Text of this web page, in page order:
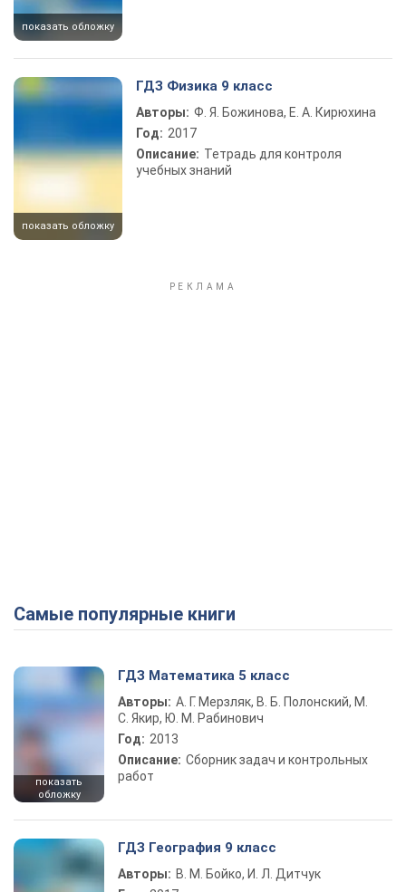
показать обложку
показать обложку
ГДЗ Физика 9 класс
Авторы: Ф. Я. Божинова, Е. А. Кирюхина
Год: 2017
Описание: Тетрадь для контроля
учебных знаний
Самые популярные книги
показать
обложку
ГДЗ Математика 5 класс
Авторы: А. Г. Мерзляк, В. Б. Полонский, М.
С. Якир, Ю. М. Рабинович
Год: 2013
Описание: Сборник задач и контрольных
работ
ГДЗ География 9 класс
Авторы: В. М. Бойко, И. Л. Дитчук